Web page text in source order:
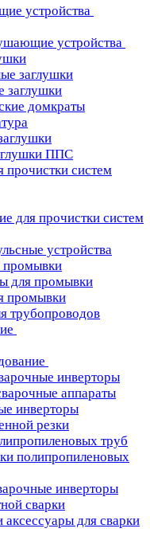
устройства
устройства
заглушки
заглушки
домкраты
ППС
прочистки систем
для прочистки систем
устройства
промывки
для промывки
промывки
трубопроводов
инверторы
аппараты
инверторы
резки
труб
полипропиленовых
инверторы
сварки
для сварки